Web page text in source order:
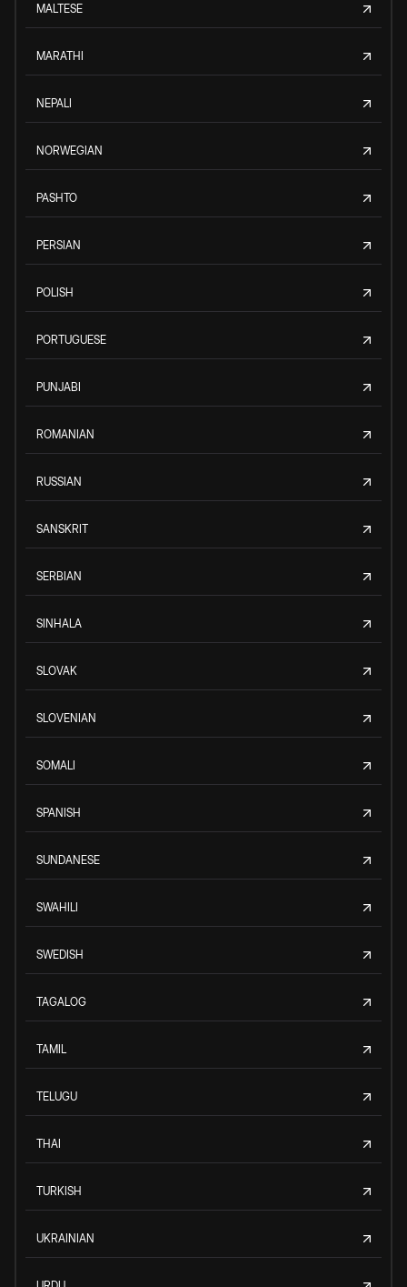
MALTESE
MARATHI
NEPALI
NORWEGIAN
PASHTO
PERSIAN
POLISH
PORTUGUESE
PUNJABI
ROMANIAN
RUSSIAN
SANSKRIT
SERBIAN
SINHALA
SLOVAK
SLOVENIAN
SOMALI
SPANISH
SUNDANESE
SWAHILI
SWEDISH
TAGALOG
TAMIL
TELUGU
THAI
TURKISH
UKRAINIAN